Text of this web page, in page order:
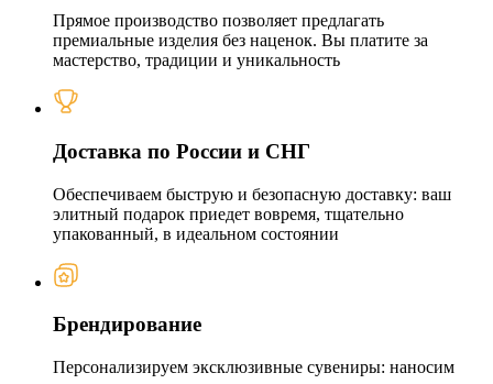
Прямое производство позволяет предлагать
премиальные изделия без наценок. Вы платите за
мастерство, традиции и уникальность
Доставка по России и СНГ
Обеспечиваем быструю и безопасную доставку: ваш
элитный подарок приедет вовремя, тщательно
упакованный, в идеальном состоянии
Брендирование
Персонализируем эксклюзивные сувениры: наносим